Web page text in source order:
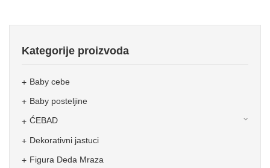
Kategorije proizvoda
Baby cebe
Baby posteljine
ĆEBAD
Dekorativni jastuci
Figura Deda Mraza